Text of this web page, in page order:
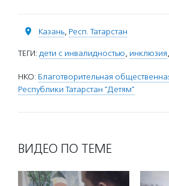
Казань, Респ. Татарстан
ТЕГИ: дети с инвалидностью, инклюзия,
НКО: Благотворительная
Республики Татарстан "Детям"
ВИДЕО ПО ТЕМЕ